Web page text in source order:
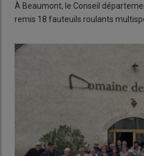
À Beaumont, le Conseil
remis 18 fauteuils roulants